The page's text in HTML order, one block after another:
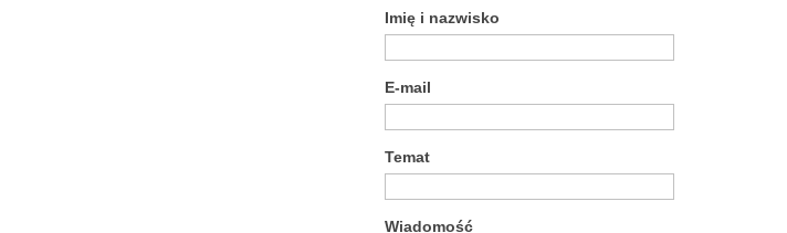
Imię i nazwisko
E-mail
Temat
Wiadomość